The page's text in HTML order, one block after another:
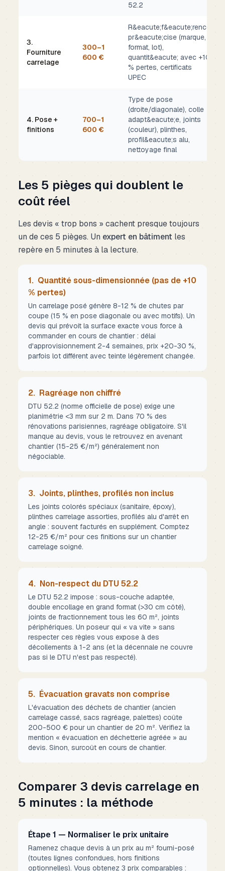
52.2
3.
Fourniture
carrelage
300–1
600 €
R&eacute;f&eacute;rence
pr&eacute;cise (marque,
format, lot),
quantit&eacute; avec +10
% pertes, certificats
UPEC
4. Pose +
finitions
700–1
600 €
Type de pose
(droite/diagonale), colle
adapt&eacute;e, joints
(couleur), plinthes,
profil&eacute;s alu,
nettoyage final
Les 5 pièges qui doublent le
coût réel
Les devis « trop bons » cachent presque toujours
un de ces 5 pièges. Un expert en bâtiment les
repère en 5 minutes à la lecture.
1. Quantité sous-dimensionnée (pas de +10
% pertes)
Un carrelage posé génère 8-12 % de chutes par
coupe (15 % en pose diagonale ou avec motifs). Un
devis qui prévoit la surface exacte vous force à
commander en cours de chantier : délai
d'approvisionnement 2-4 semaines, prix +20-30 %,
parfois lot différent avec teinte légèrement changée.
2. Ragréage non chiffré
DTU 52.2 (norme officielle de pose) exige une
planimétrie <3 mm sur 2 m. Dans 70 % des
rénovations parisiennes, ragréage obligatoire. S'il
manque au devis, vous le retrouvez en avenant
chantier (15-25 €/m²) généralement non
négociable.
3. Joints, plinthes, profilés non inclus
Les joints colorés spéciaux (sanitaire, époxy),
plinthes carrelage assorties, profilés alu d'arrêt en
angle : souvent facturés en supplément. Comptez
12-25 €/m² pour ces finitions sur un chantier
carrelage soigné.
4. Non-respect du DTU 52.2
Le DTU 52.2 impose : sous-couche adaptée,
double encollage en grand format (>30 cm côté),
joints de fractionnement tous les 60 m², joints
périphériques. Un poseur qui « va vite » sans
respecter ces règles vous expose à des
décollements à 1-2 ans (et la décennale ne couvre
pas si le DTU n'est pas respecté).
5. Évacuation gravats non comprise
L'évacuation des déchets de chantier (ancien
carrelage cassé, sacs ragréage, palettes) coûte
200-500 € pour un chantier de 20 m². Vérifiez la
mention « évacuation en déchetterie agréée » au
devis. Sinon, surcoût en cours de chantier.
Comparer 3 devis carrelage en
5 minutes : la méthode
Étape 1 — Normaliser le prix unitaire
Ramenez chaque devis à un prix au m² fourni-posé
(toutes lignes confondues, hors finitions
optionnelles). Vous obtenez 3 prix comparables :